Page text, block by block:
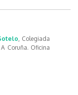
, Colegiada
Coruña. Oficina